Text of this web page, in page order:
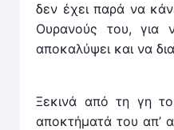
δεν έχει παρά να
Ουρανούς του, για
αποκαλύψει και να
Ξεκινά από τη γη
αποκτήματά του απ’